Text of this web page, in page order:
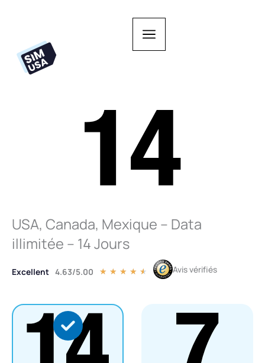
USA, Canada, Mexique – Data
illimitée – 14 Jours
Excellent 4.63/5.00 ★ ★ ★ ★ ★ Noté
Avis vérifiés